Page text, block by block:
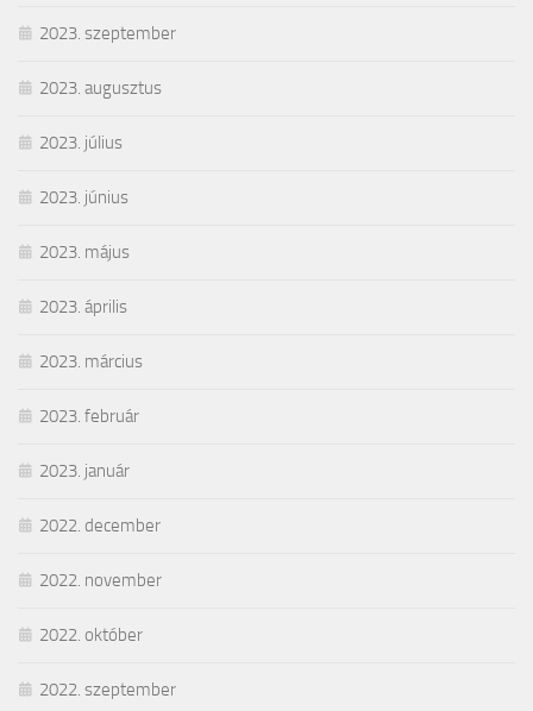
2023. szeptember
2023. augusztus
2023. július
2023. június
2023. május
2023. április
2023. március
2023. február
2023. január
2022. december
2022. november
2022. október
2022. szeptember